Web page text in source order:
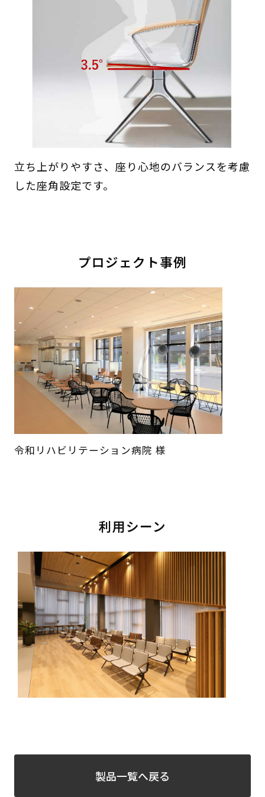
立ち上がりやすさ、座り心地のバランスを考慮
した座角設定です。
プロジェクト事例
令和リハビリテーション病院 様
利用シーン
製品一覧へ戻る